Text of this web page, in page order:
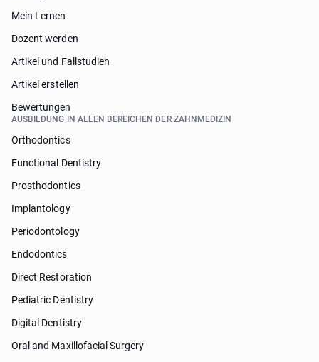
Mein Lernen
Dozent werden
Artikel und Fallstudien
Artikel erstellen
Bewertungen
AUSBILDUNG IN ALLEN BEREICHEN DER ZAHNMEDIZIN
Orthodontics
Functional Dentistry
Prosthodontics
Implantology
Periodontology
Endodontics
Direct Restoration
Pediatric Dentistry
Digital Dentistry
Oral and Maxillofacial Surgery